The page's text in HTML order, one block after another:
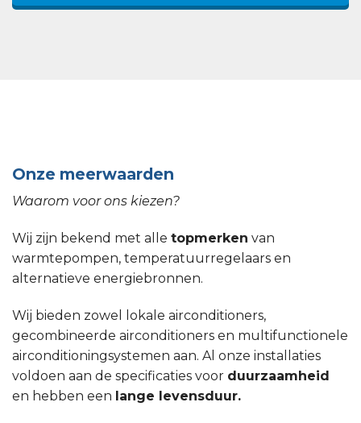
Onze meerwaarden
Waarom voor ons kiezen?
Wij zijn bekend met alle topmerken van
warmtepompen, temperatuurregelaars en
alternatieve energiebronnen.
Wij bieden zowel lokale airconditioners,
gecombineerde airconditioners en multifunctionele
airconditioningsystemen aan. Al onze installaties
voldoen aan de specificaties voor duurzaamheid
en hebben een lange levensduur.